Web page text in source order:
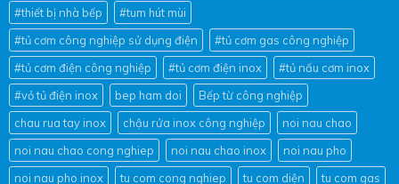
#thiết bị nhà bếp
#tum hút mùi
#tủ cơm công nghiệp sử dụng điện
#tủ cơm gas công nghiệp
#tủ cơm điện công nghiệp
#tủ cơm điện inox
#tủ nấu cơm inox
#vỏ tủ điện inox
bep ham doi
Bếp từ công nghiệp
chau rua tay inox
chậu rửa inox công nghiệp
noi nau chao
noi nau chao cong nghiep
noi nau chao inox
noi nau pho
noi nau pho inox
tu com cong nghiep tu com diện tu com gas